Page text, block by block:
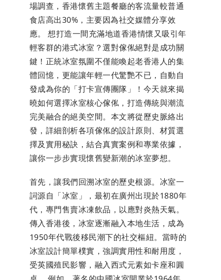
場調查，香港懷舊主題餐廳的客流量較普通
食店高出30%，主要因為社交媒體分享效
應。 想打造一間充滿地道香港情懷又吸引年
輕客群的港式冰室？選對傢俬絕對是成功關
鍵！正統冰室氛圍不僅能喚起老香港人的集
體回憶，更能讓年輕一代驚艷不已，自動自
發成為你的「打卡宣傳團隊」！今天就來揭
曉如何選擇冰室核心傢俬，打造傳統與潮流
完美融合的絕美空間。本文將從歷史脈絡出
發，詳細剖析各項傢俬的設計原則、材質選
擇及實用秘訣，結合真實案例和專業依據，
讓你一步步實現懷舊變新潮的冰室夢想。
首先，讓我們回溯冰室的歷史根源。冰室一
詞源自「冰室」，最初在廣州出現於1880年
代，專門售賣冰凍飲品，以應對炎熱天氣。
傳入香港後，冰室逐漸融入本地生活，成為
1950年代戰後移民潮下的社交樞紐。當時的
冰室設計簡單樸實，強調實用性和耐用度，
受英國殖民影響，融入西式元素如卡座和圓